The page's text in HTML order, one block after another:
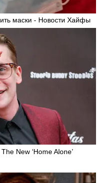
маски - Новости Хайфы
New ‘Home Alone’